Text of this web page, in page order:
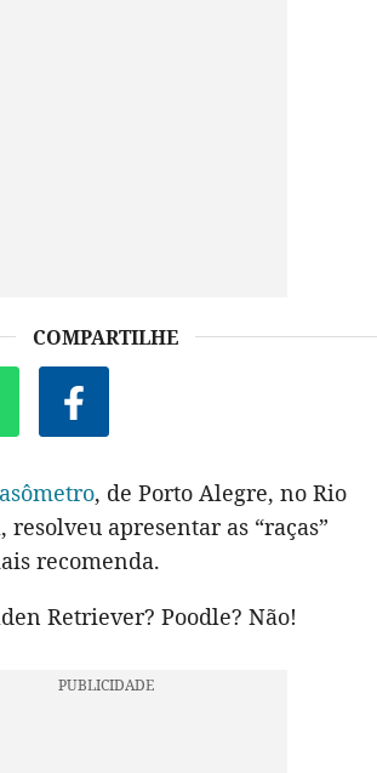
COMPARTILHE
, de Porto Alegre, no Rio
resolveu apresentar as “raças”
recomenda.
Retriever? Poodle? Não!